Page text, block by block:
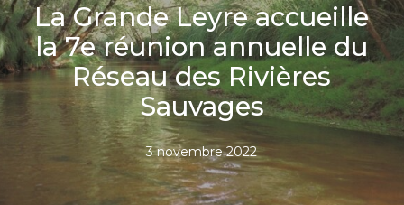
La Grande Leyre accueille
la 7e réunion annuelle du
Réseau des Rivières
Sauvages
3 novembre 2022